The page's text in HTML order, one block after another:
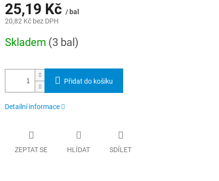
25,19 Kč / bal
20,82 Kč bez DPH
cena:
Skladem (3 bal)
Přidat do košíku
Detailní informace
ZEPTAT SE HLÍDAT SDÍLET